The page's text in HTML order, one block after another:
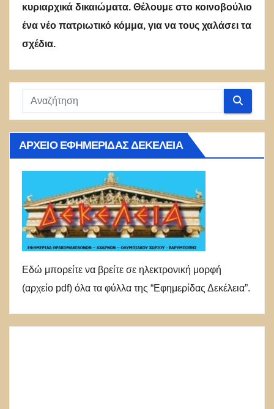
κυριαρχικά δικαιώματα. Θέλουμε στο κοινοβούλιο
ένα νέο πατριωτικό κόμμα, για να τους χαλάσει τα
σχέδια.
ΑΡΧΕΊΟ ΕΦΗΜΕΡΊΔΑΣ ΔΕΚΈΛΕΙΑ
Εδώ μπορείτε να βρείτε σε ηλεκτρονική μορφή
(αρχείο pdf) όλα τα φύλλα της “Εφημερίδας Δεκέλεια”.